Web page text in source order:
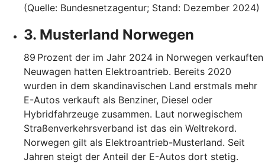
(Quelle: Bundesnetzagentur; Stand: Dezember 2024)
3. Musterland Norwegen
89 Prozent der im Jahr 2024 in Norwegen verkauften
Neuwagen hatten Elektroantrieb. Bereits 2020
wurden in dem skandinavischen Land erstmals mehr
E-Autos verkauft als Benziner, Diesel oder
Hybridfahrzeuge zusammen. Laut norwegischem
Straßenverkehrsverband ist das ein Weltrekord.
Norwegen gilt als Elektroantrieb-Musterland. Seit
Jahren steigt der Anteil der E-Autos dort stetig.